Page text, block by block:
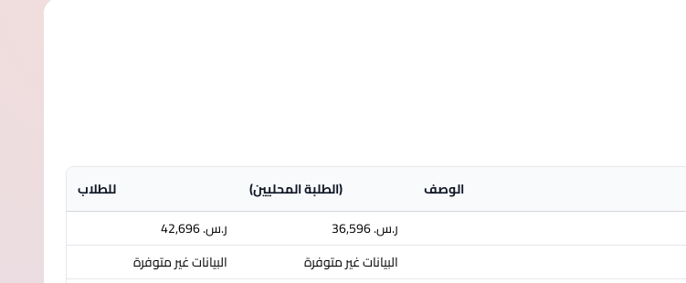
الوصف (الطلبة المحليين)
للطلاب
ر.س.‏ 36,596
ر.س.‏ 42,696
البيانات غير متوفرة البيانات غير متوفرة